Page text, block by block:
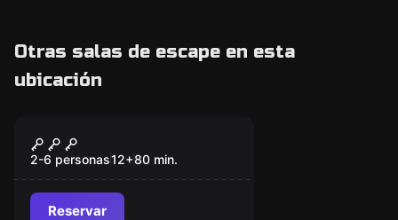
Otras salas de escape en esta
ubicación
Nuevo
El Psiquiátrico
2-6 personas12+80 min.
Reservar